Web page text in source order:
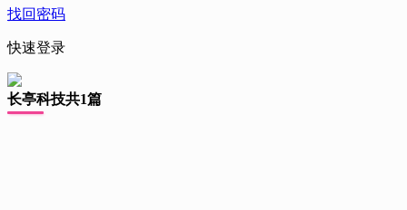
找回密码
快速登录
长亭科技共1篇